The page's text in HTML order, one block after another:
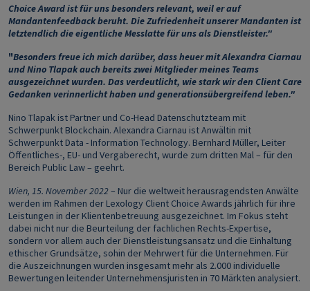
Choice Award ist für uns besonders relevant, weil er auf
Mandantenfeedback beruht. Die Zufriedenheit unserer Mandanten ist
letztendlich die eigentliche Messlatte für uns als Dienstleister."
"Besonders freue ich mich darüber, dass heuer mit Alexandra Ciarnau
und Nino Tlapak auch bereits zwei Mitglieder meines Teams
ausgezeichnet wurden. Das verdeutlicht, wie stark wir den Client Care
Gedanken verinnerlicht haben und generationsübergreifend leben."
Nino Tlapak ist Partner und Co-Head Datenschutzteam mit
Schwerpunkt Blockchain. Alexandra Ciarnau ist Anwältin mit
Schwerpunkt Data - Information Technology. Bernhard Müller, Leiter
Öffentliches-, EU- und Vergaberecht, wurde zum dritten Mal – für den
Bereich Public Law – geehrt.
Wien, 15. November 2022– Nur die weltweit herausragendsten Anwälte
werden im Rahmen der Lexology Client Choice Awards jährlich für ihre
Leistungen in der Klientenbetreuung ausgezeichnet. Im Fokus steht
dabei nicht nur die Beurteilung der fachlichen Rechts-Expertise,
sondern vor allem auch der Dienstleistungsansatz und die Einhaltung
ethischer Grundsätze, sohin der Mehrwert für die Unternehmen. Für
die Auszeichnungen wurden insgesamt mehr als 2.000 individuelle
Bewertungen leitender Unternehmensjuristen in 70 Märkten analysiert.